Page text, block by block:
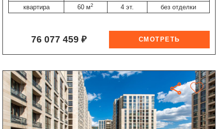
квартира
60 м2 4 эт. без отделки
76 077 459 ₽